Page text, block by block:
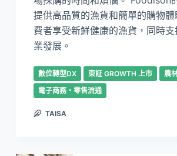
提供高品質的漁貨和簡單的購物
費者享受新鮮健康的漁貨，同時
業發展。
數位轉型DX 東証 GROWTH 上市
農
電子商務・零售流通
TAISA